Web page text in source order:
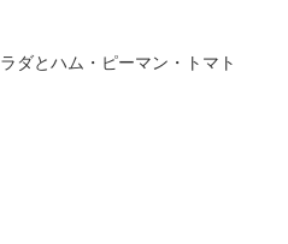
ダとハム・ピーマン・トマト